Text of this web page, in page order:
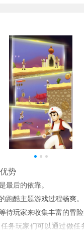
势
最后的依靠。
跑酷主题游戏过程畅爽。
待玩家来收集丰富的冒
务玩家们可以通过做任